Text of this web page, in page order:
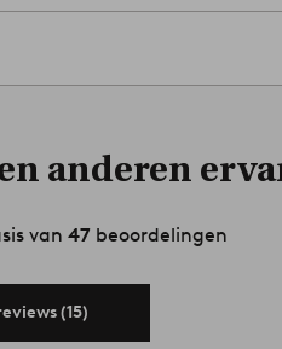
anderen
van 47 beoordelingen
(15)